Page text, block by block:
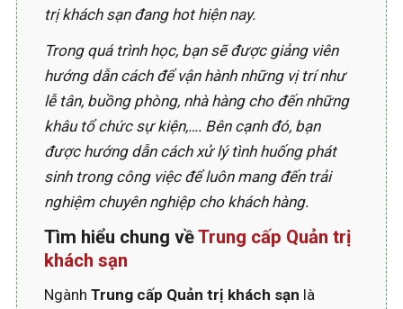
trị khách sạn đang hot hiện nay.
Trong quá trình học, bạn sẽ được giảng viên
hướng dẫn cách để vận hành những vị trí như
lễ tân, buồng phòng, nhà hàng cho đến những
khâu tổ chức sự kiện,…. Bên cạnh đó, bạn
được hướng dẫn cách xử lý tình huống phát
sinh trong công việc để luôn mang đến trải
nghiệm chuyên nghiệp cho khách hàng.
Tìm hiểu chung vềTrung cấp Quản trị
khách sạn
Ngành Trung cấp Quản trị khách sạn là